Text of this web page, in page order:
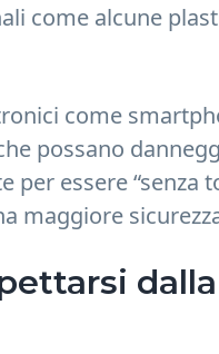
come alcune
come
possano
per essere “senza
maggiore